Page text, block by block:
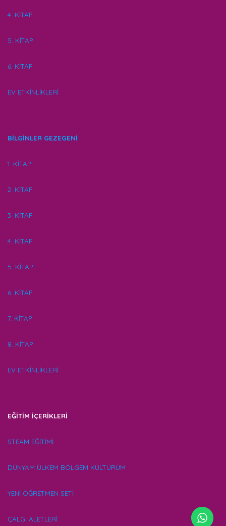
4. KİTAP
5. KİTAP
6. KİTAP
EV ETKİNLİKLERİ
BİLGİNLER GEZEGENİ
1. KİTAP
2. KİTAP
3. KİTAP
4. KİTAP
5. KİTAP
6. KİTAP
7. KİTAP
8. KİTAP
EV ETKİNLİKLERİ
EĞİTİM İÇERİKLERİ
STEAM EĞİTİMİ
DÜNYAM ÜLKEM BÖLGEM KÜLTÜRÜM
YENİ ÖĞRETMEN SETİ
ÇALGI ALETLERİ